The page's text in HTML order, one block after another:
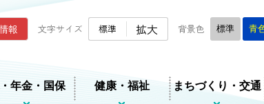
ムページ
報 文字サイズ 標準 拡大 背景色 標準 青
年金・国保 健康・福祉 まちづくり・交通